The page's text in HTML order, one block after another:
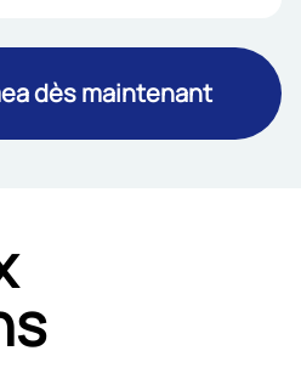
dès maintenant